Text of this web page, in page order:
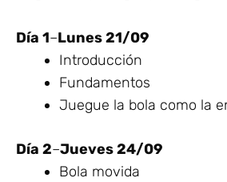
Día 1–Lunes 21/09
Introducción
Fundamentos
Juegue la bola como la
Día 2–Jueves 24/09
Bola movida